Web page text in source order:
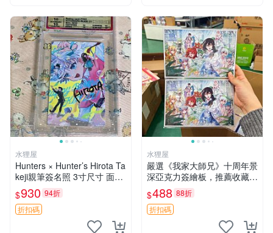
水狸屋
Hunters × Hunter’s Hirota Ta
keji親筆簽名照 3寸尺寸 面簽
真跡 相框珍藏 定制包裝 Hunt
ers Hirota Tak
$930 94折
折扣碼
水狸屋
嚴選《我家大師兄》十周年景
深亞克力簽繪板，推薦收藏周
邊正品 景深 簽繪 板周邊
$488 88折
折扣碼